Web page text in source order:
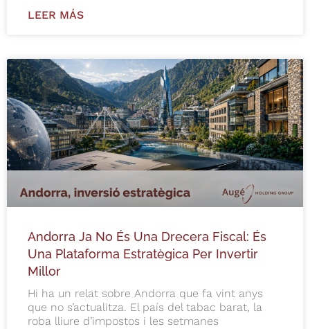
LEER MÁS
Andorra Ja No És Una Drecera Fiscal: És
Una Plataforma Estratègica Per Invertir
Millor
Hi ha un relat sobre Andorra que fa vint anys
que no s’actualitza. El país del tabac barat, la
roba lliure d’impostos i les setmanes